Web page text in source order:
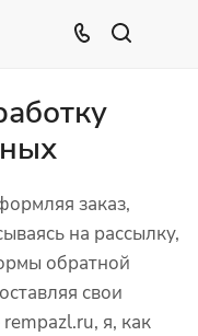
заказ,
на рассылку,
обратной
свои
я, как